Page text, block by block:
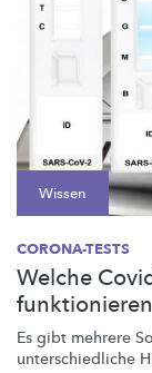
Wissen
CORONA-TESTS
Welche
Es gibt mehrere
unterschiedliche